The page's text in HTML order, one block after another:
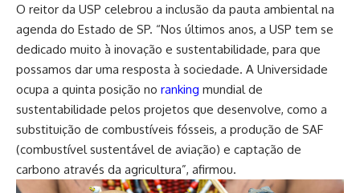
O reitor da USP celebrou a inclusão da pauta ambiental na
agenda do Estado de SP. “Nos últimos anos, a USP tem se
dedicado muito à inovação e sustentabilidade, para que
possamos dar uma resposta à sociedade. A Universidade
ocupa a quinta posição no ranking mundial de
sustentabilidade pelos projetos que desenvolve, como a
substituição de combustíveis fósseis, a produção de SAF
(combustível sustentável de aviação) e captação de
carbono através da agricultura”, afirmou.